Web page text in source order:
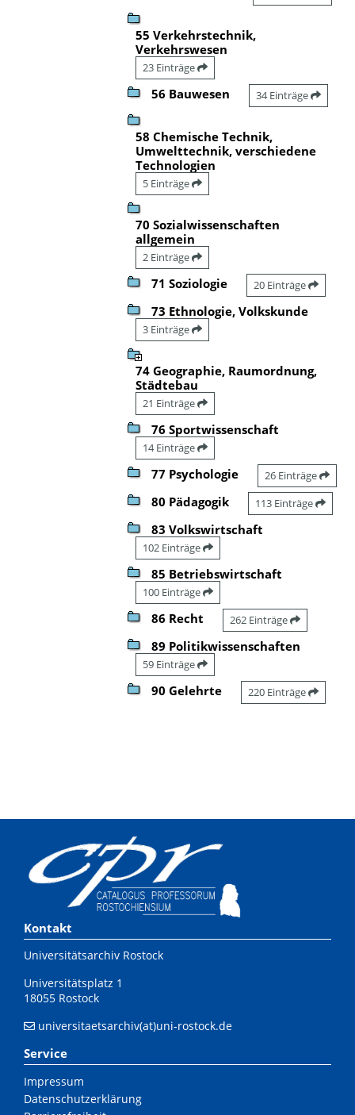
55 Verkehrstechnik,
Verkehrswesen
23 Einträge
56 Bauwesen 34 Einträge
58 Chemische Technik,
Umwelttechnik, verschiedene
Technologien
5 Einträge
70 Sozialwissenschaften
allgemein
2 Einträge
71 Soziologie 20 Einträge
73 Ethnologie, Volkskunde
3 Einträge
74 Geographie, Raumordnung,
Städtebau
21 Einträge
76 Sportwissenschaft
14 Einträge
77 Psychologie 26 Einträge
80 Pädagogik 113 Einträge
83 Volkswirtschaft
102 Einträge
85 Betriebswirtschaft
100 Einträge
86 Recht 262 Einträge
89 Politikwissenschaften
59 Einträge
90 Gelehrte 220 Einträge
Kontakt
Universitätsarchiv Rostock
Universitätsplatz 1
18055 Rostock
universitaetsarchiv(at)uni-rostock.de
Service
Impressum
Datenschutzerklärung